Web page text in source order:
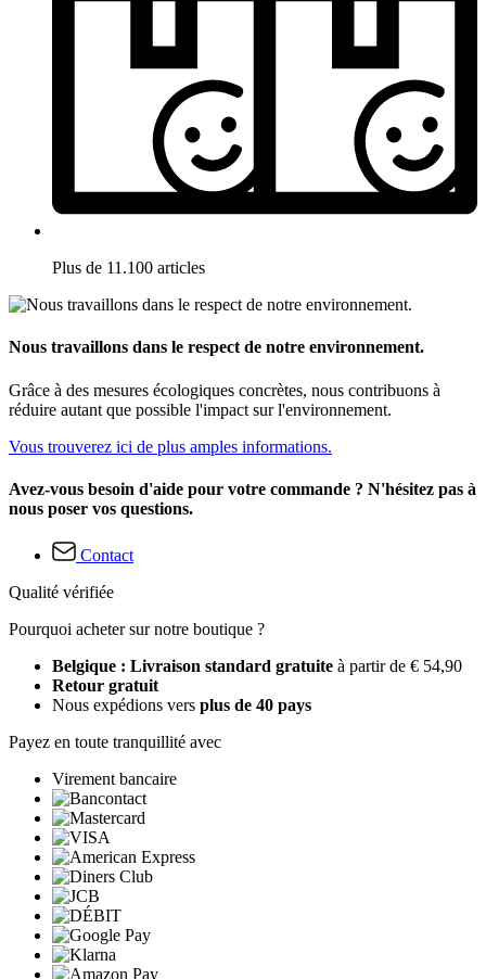
Plus de 11.100 articles
Nous travaillons dans le respect de notre environnement.
Grâce à des mesures écologiques concrètes, nous contribuons à
réduire autant que possible l'impact sur l'environnement.
Vous trouverez ici de plus amples informations.
Avez-vous besoin d'aide pour votre commande ? N'hésitez pas à
nous poser vos questions.
Contact
Qualité vérifiée
Pourquoi acheter sur notre boutique ?
Belgique : Livraison standard gratuite à partir de € 54,90
Retour gratuit
Nous expédions vers plus de 40 pays
Payez en toute tranquillité avec
Virement bancaire